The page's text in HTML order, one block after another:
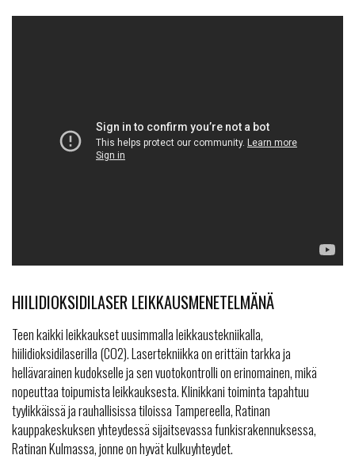
HIILIDIOKSIDILASER LEIKKAUSMENETELMÄNÄ
Teen kaikki leikkaukset uusimmalla leikkaustekniikalla,
hiilidioksidilaserilla (CO2). Lasertekniikka on erittäin tarkka ja
hellävarainen kudokselle ja sen vuotokontrolli on erinomainen, mikä
nopeuttaa toipumista leikkauksesta. Klinikkani toiminta tapahtuu
tyylikkäissä ja rauhallisissa tiloissa Tampereella, Ratinan
kauppakeskuksen yhteydessä sijaitsevassa funkisrakennuksessa,
Ratinan Kulmassa, jonne on hyvät kulkuyhteydet.